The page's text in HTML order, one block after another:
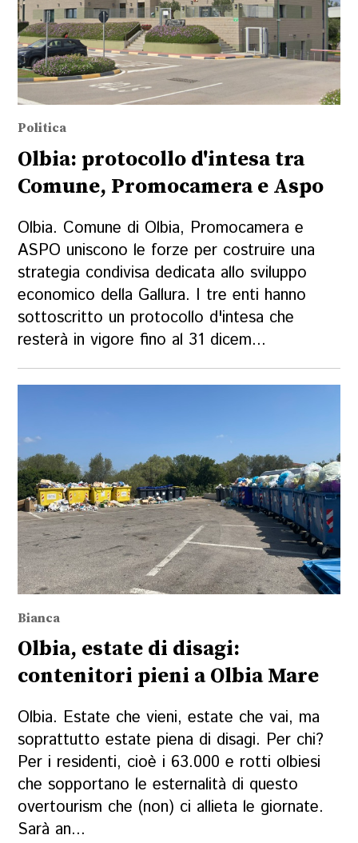
Politica
Olbia: protocollo d'intesa tra
Comune, Promocamera e Aspo
Olbia. Comune di Olbia, Promocamera e
ASPO uniscono le forze per costruire una
strategia condivisa dedicata allo sviluppo
economico della Gallura. I tre enti hanno
sottoscritto un protocollo d'intesa che
resterà in vigore fino al 31 dicem...
Bianca
Olbia, estate di disagi:
contenitori pieni a Olbia Mare
Olbia. Estate che vieni, estate che vai, ma
soprattutto estate piena di disagi. Per chi?
Per i residenti, cioè i 63.000 e rotti olbiesi
che sopportano le esternalità di questo
overtourism che (non) ci allieta le giornate.
Sarà an...